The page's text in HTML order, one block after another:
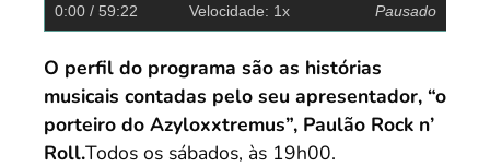
0:00 / 59:22 Velocidade: 1x Pausado
O perfil do programa são as histórias
musicais contadas pelo seu apresentador, “o
porteiro do Azyloxxtremus”, Paulão Rock n’
Roll.Todos os sábados, às 19h00.